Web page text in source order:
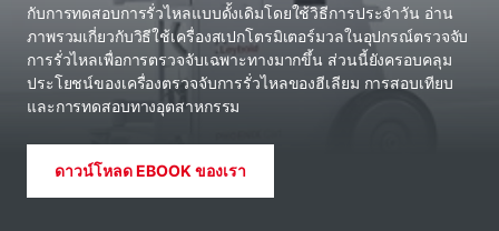
กับการทดสอบการรั่วไหลแบบดั้งเดิมโดยใช้วิธีการประจําวัน อ่าน
ภาพรวมเกี่ยวกับวิธีใช้เครื่องสเปกโตรมิเตอร์มวลในอุปกรณ์ตรวจจับ
การรั่วไหลเพื่อการตรวจจับเฉพาะทางมากขึ้น ส่วนนี้ยังครอบคลุม
ประโยชน์ของเครื่องตรวจจับการรั่วไหลของฮีเลียม การสอบเทียบ
และการทดสอบทางอุตสาหกรรม
ดาวน์โหลด EBOOK ของเรา